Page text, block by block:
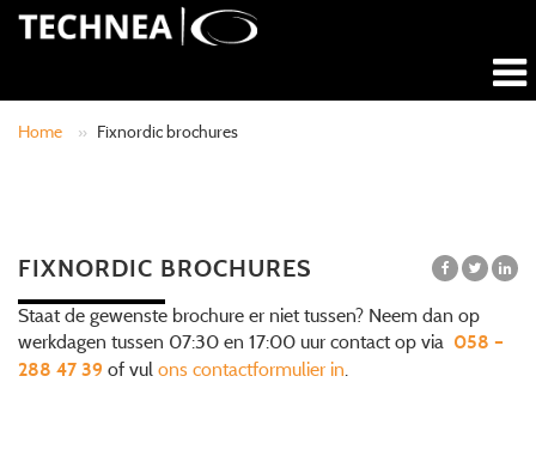
Home » Fixnordic brochures
FIXNORDIC BROCHURES
Staat de gewenste brochure er niet tussen? Neem dan op
werkdagen tussen 07:30 en 17:00 uur contact op via 058 –
288 47 39 of vul ons contactformulier in.